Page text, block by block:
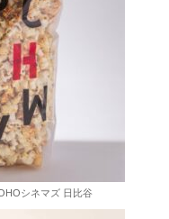
シネマズ 日比谷